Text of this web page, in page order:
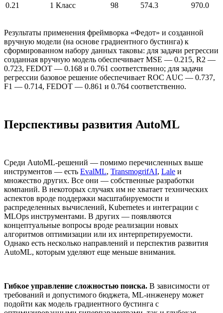
0.21
1 Класс 98 574.3 970.0
Результаты применения фреймворка «Федот» и созданной
вручную модели (на основе градиентного бустинга) к
сформированном набору данных таковы: для задачи регрессии
созданная вручную модель обеспечивает MSE — 0.215, R2 —
0.723, FEDOT — 0.168 и 0.761 соответственно; для задачи
регрессии базовое решение обеспечивает ROC AUC — 0.737,
F1 — 0.714, FEDOT — 0.861 и 0.764 соответственно.
Перспективы развития AutoML
Среди AutoML-решений — помимо перечисленных выше
инструментов — есть EvalML, TransmogrifAI, Lale и
множество других. Все они — собственные разработки
компаний. В некоторых случаях им не хватает технических
аспектов вроде поддержки масштабируемости и
распределенных вычислений, Kubernetes и интеграции с
MLOps инструментами. В других — появляются
концептуальные вопросы вроде реализации новых
алгоритмов оптимизации или их интерпретируемости.
Однако есть несколько направлений и перспектив развития
AutoML, которым уделяют еще меньше внимания.
Гибкое управление сложностью поиска. В зависимости от
требований и допустимого бюджета, ML-инженеру может
подойти как модель градиентного бустинга с